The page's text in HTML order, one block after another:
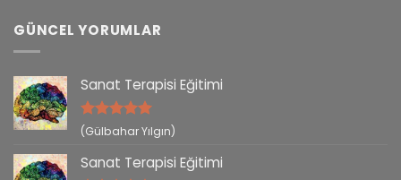
GÜNCEL YORUMLAR
Sanat Terapisi Eğitimi
5 üzerinden
(Gülbahar Yılgın)
Sanat Terapisi Eğitimi